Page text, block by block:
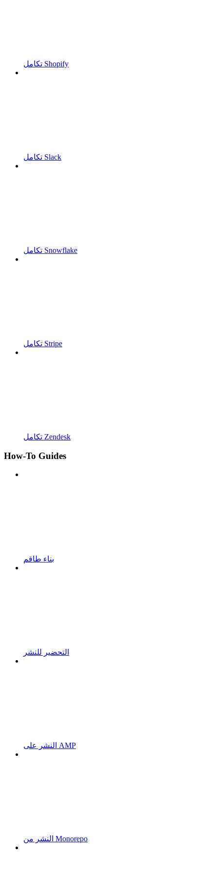
تكامل Shopify
تكامل Slack
تكامل Snowflake
تكامل Stripe
تكامل Zendesk
How-To Guides
بناء طاقم
التحضير للنشر
النشر على AMP
النشر من Monorepo